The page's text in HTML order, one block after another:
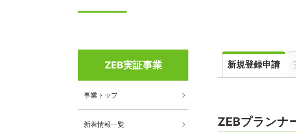
ZEB実証事業
事業トップ
新着情報一覧
新規登録申請
ZEBプランナ